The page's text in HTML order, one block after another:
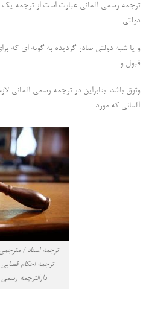
ترجمه رسمی آلمانی عبارت است از ترجمه
دولتی
و یا شبه دولتی صادر گردیده به گونه ای که
قبول و
وثوق باشد .بنابراین در ترجمه رسمی آلمانی
آلمانی که مورد
ترجمه اسناد /
ترجمه احکام قضایی
دارالترجمه